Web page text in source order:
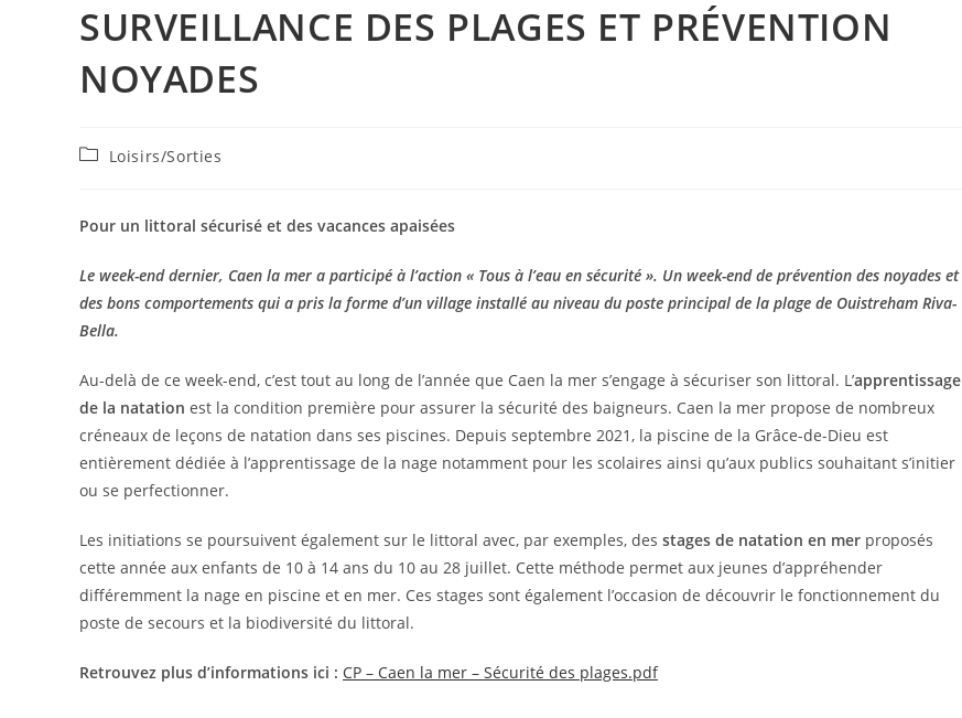
SURVEILLANCE DES PLAGES ET PRÉVENTION
NOYADES
PostLoisirs/Sorties
Pour un littoral sécurisé et des vacances apaisées
Le week-end dernier, Caen la mer a participé à l’action « Tous à l’eau en sécurité ». Un week-end de prévention des noyades et
des bons comportements qui a pris la forme d’un village installé au niveau du poste principal de la plage de Ouistreham Riva-
Bella.
Au-delà de ce week-end, c’est tout au long de l’année que Caen la mer s’engage à sécuriser son littoral. L’apprentissage
de la natation est la condition première pour assurer la sécurité des baigneurs. Caen la mer propose de nombreux
créneaux de leçons de natation dans ses piscines. Depuis septembre 2021, la piscine de la Grâce-de-Dieu est
entièrement dédiée à l’apprentissage de la nage notamment pour les scolaires ainsi qu’aux publics souhaitant s’initier
ou se perfectionner.
Les initiations se poursuivent également sur le littoral avec, par exemples, des stages de natation en mer proposés
cette année aux enfants de 10 à 14 ans du 10 au 28 juillet. Cette méthode permet aux jeunes d’appréhender
différemment la nage en piscine et en mer. Ces stages sont également l’occasion de découvrir le fonctionnement du
poste de secours et la biodiversité du littoral.
Retrouvez plus d’informations ici : CP – Caen la mer – Sécurité des plages.pdf